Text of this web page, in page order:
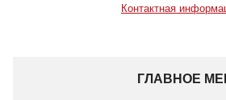
Контактная
ГЛАВНОЕ